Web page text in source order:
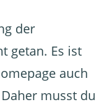
der
getan. Es ist
auch
musst du